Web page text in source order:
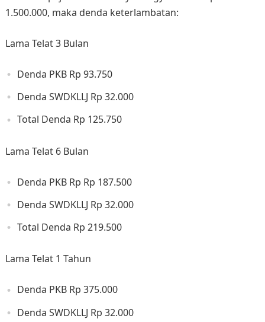
1.500.000, maka denda keterlambatan:
Lama Telat 3 Bulan
Denda PKB Rp 93.750
Denda SWDKLLJ Rp 32.000
Total Denda Rp 125.750
Lama Telat 6 Bulan
Denda PKB Rp Rp 187.500
Denda SWDKLLJ Rp 32.000
Total Denda Rp 219.500
Lama Telat 1 Tahun
Denda PKB Rp 375.000
Denda SWDKLLJ Rp 32.000